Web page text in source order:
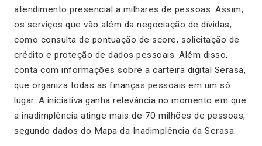
atendimento presencial a milhares de pessoas. Assim,
os serviços que vão além da negociação de dívidas,
como consulta de pontuação de score, solicitação de
crédito e proteção de dados pessoais. Além disso,
conta com informações sobre a carteira digital Serasa,
que organiza todas as finanças pessoais em um só
lugar. A iniciativa ganha relevância no momento em que
a inadimplência atinge mais de 70 milhões de pessoas,
segundo dados do Mapa da Inadimplência da Serasa.